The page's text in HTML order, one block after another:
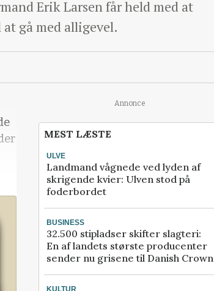
Erik Larsen får held med at
gå med alligevel.
Annonce
MEST LÆSTE
ULVE
Landmand vågnede ved lyden af
skrigende kvier: Ulven stod på
foderbordet
BUSINESS
32.500 stipladser skifter slagteri:
En af landets største producenter
sender nu grisene til Danish Crown